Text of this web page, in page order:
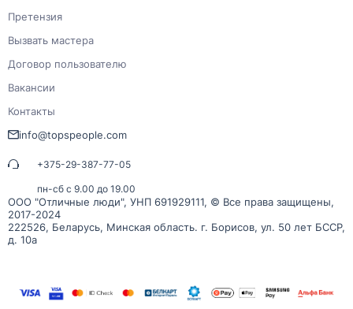
ООО "Отличные люди", УНП 691929111, © Все права защищены,
2017-2024
222526, Беларусь, Минская область. г. Борисов, ул. 50 лет БССР,
д. 10а
Претензия
Вызвать мастера
Договор пользователю
Вакансии
Контакты
info@topspeople.com
+375-29-387-77-05
пн-сб с 9.00 до 19.00